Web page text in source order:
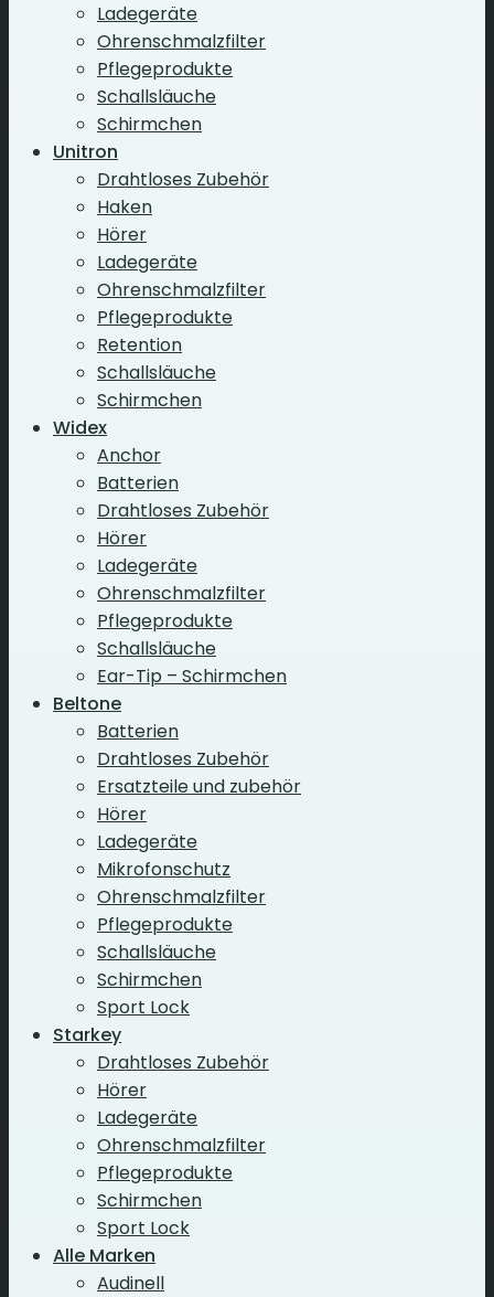
Ladegeräte
Ohrenschmalzfilter
Pflegeprodukte
Schallsläuche
Schirmchen
Unitron
Drahtloses Zubehör
Haken
Hörer
Ladegeräte
Ohrenschmalzfilter
Pflegeprodukte
Retention
Schallsläuche
Schirmchen
Widex
Anchor
Batterien
Drahtloses Zubehör
Hörer
Ladegeräte
Ohrenschmalzfilter
Pflegeprodukte
Schallsläuche
Ear-Tip – Schirmchen
Beltone
Batterien
Drahtloses Zubehör
Ersatzteile und zubehör
Hörer
Ladegeräte
Mikrofonschutz
Ohrenschmalzfilter
Pflegeprodukte
Schallsläuche
Schirmchen
Sport Lock
Starkey
Drahtloses Zubehör
Hörer
Ladegeräte
Ohrenschmalzfilter
Pflegeprodukte
Schirmchen
Sport Lock
Alle Marken
Audinell